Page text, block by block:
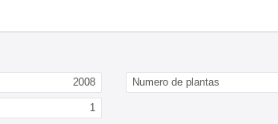
2008 Numero de plantas
1